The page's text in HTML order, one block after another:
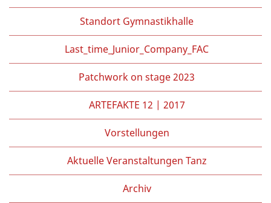
Standort Gymnastikhalle
Last_time_Junior_Company_FAC
Patchwork on stage 2023
ARTEFAKTE 12 | 2017
Vorstellungen
Aktuelle Veranstaltungen Tanz
Archiv